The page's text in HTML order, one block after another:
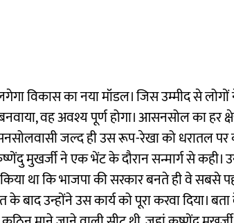
विकास का नया मॉडल। जिस उम्मीद से लोगों
वह अवश्य पूर्ण होगा। आसनसोल का हर
जल्द ही उस रूप-रेखा को धरातल पर
मुखर्जी ने एक भेंट के दौरान सन्मार्ग से कही।
था कि भाजपा की सरकार बनते ही वे सबसे
के बाद उन्होंने उस कार्य को पूरा करवा दिया।